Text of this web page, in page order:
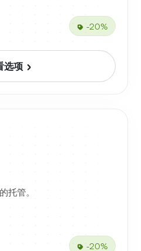
-20%
选项
托管。
-20%